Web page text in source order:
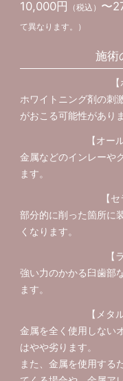
10,000円 （税込） 〜
て異なります。）
施術
ホワイトニング剤の刺
がおこる可能性がありま
【オー
金属などのインレーや
ます。
【
部分的に削った箇所に
くなります。
【
強い力のかかる臼歯部
ます。
【メタ
金属を全く使用しない
はやや劣ります。
また、金属を使用する